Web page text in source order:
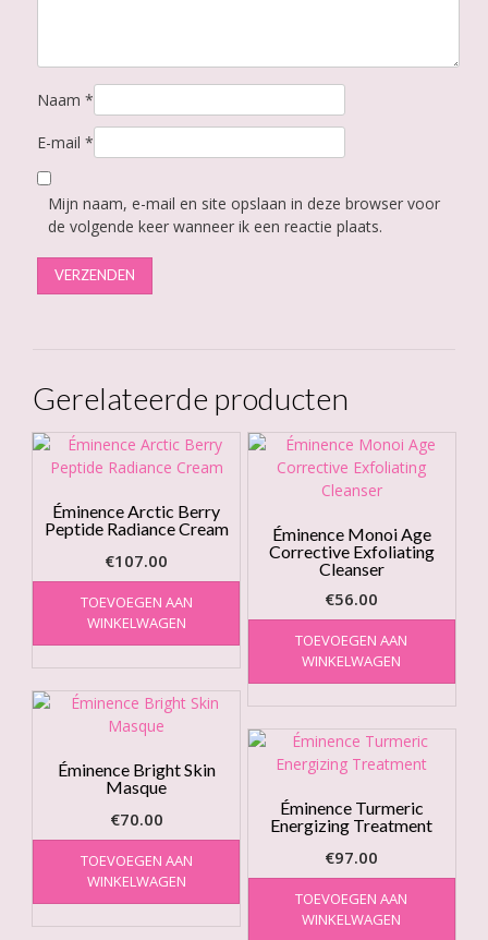
Naam *
E-mail *
Mijn naam, e-mail en site opslaan in deze browser voor
de volgende keer wanneer ik een reactie plaats.
Gerelateerde producten
Éminence Arctic Berry
Peptide Radiance Cream
€107.00
TOEVOEGEN AAN
WINKELWAGEN
Éminence Monoi Age
Corrective Exfoliating
Cleanser
€56.00
TOEVOEGEN AAN
WINKELWAGEN
Éminence Bright Skin
Masque
€70.00
TOEVOEGEN AAN
WINKELWAGEN
Éminence Turmeric
Energizing Treatment
€97.00
TOEVOEGEN AAN
WINKELWAGEN